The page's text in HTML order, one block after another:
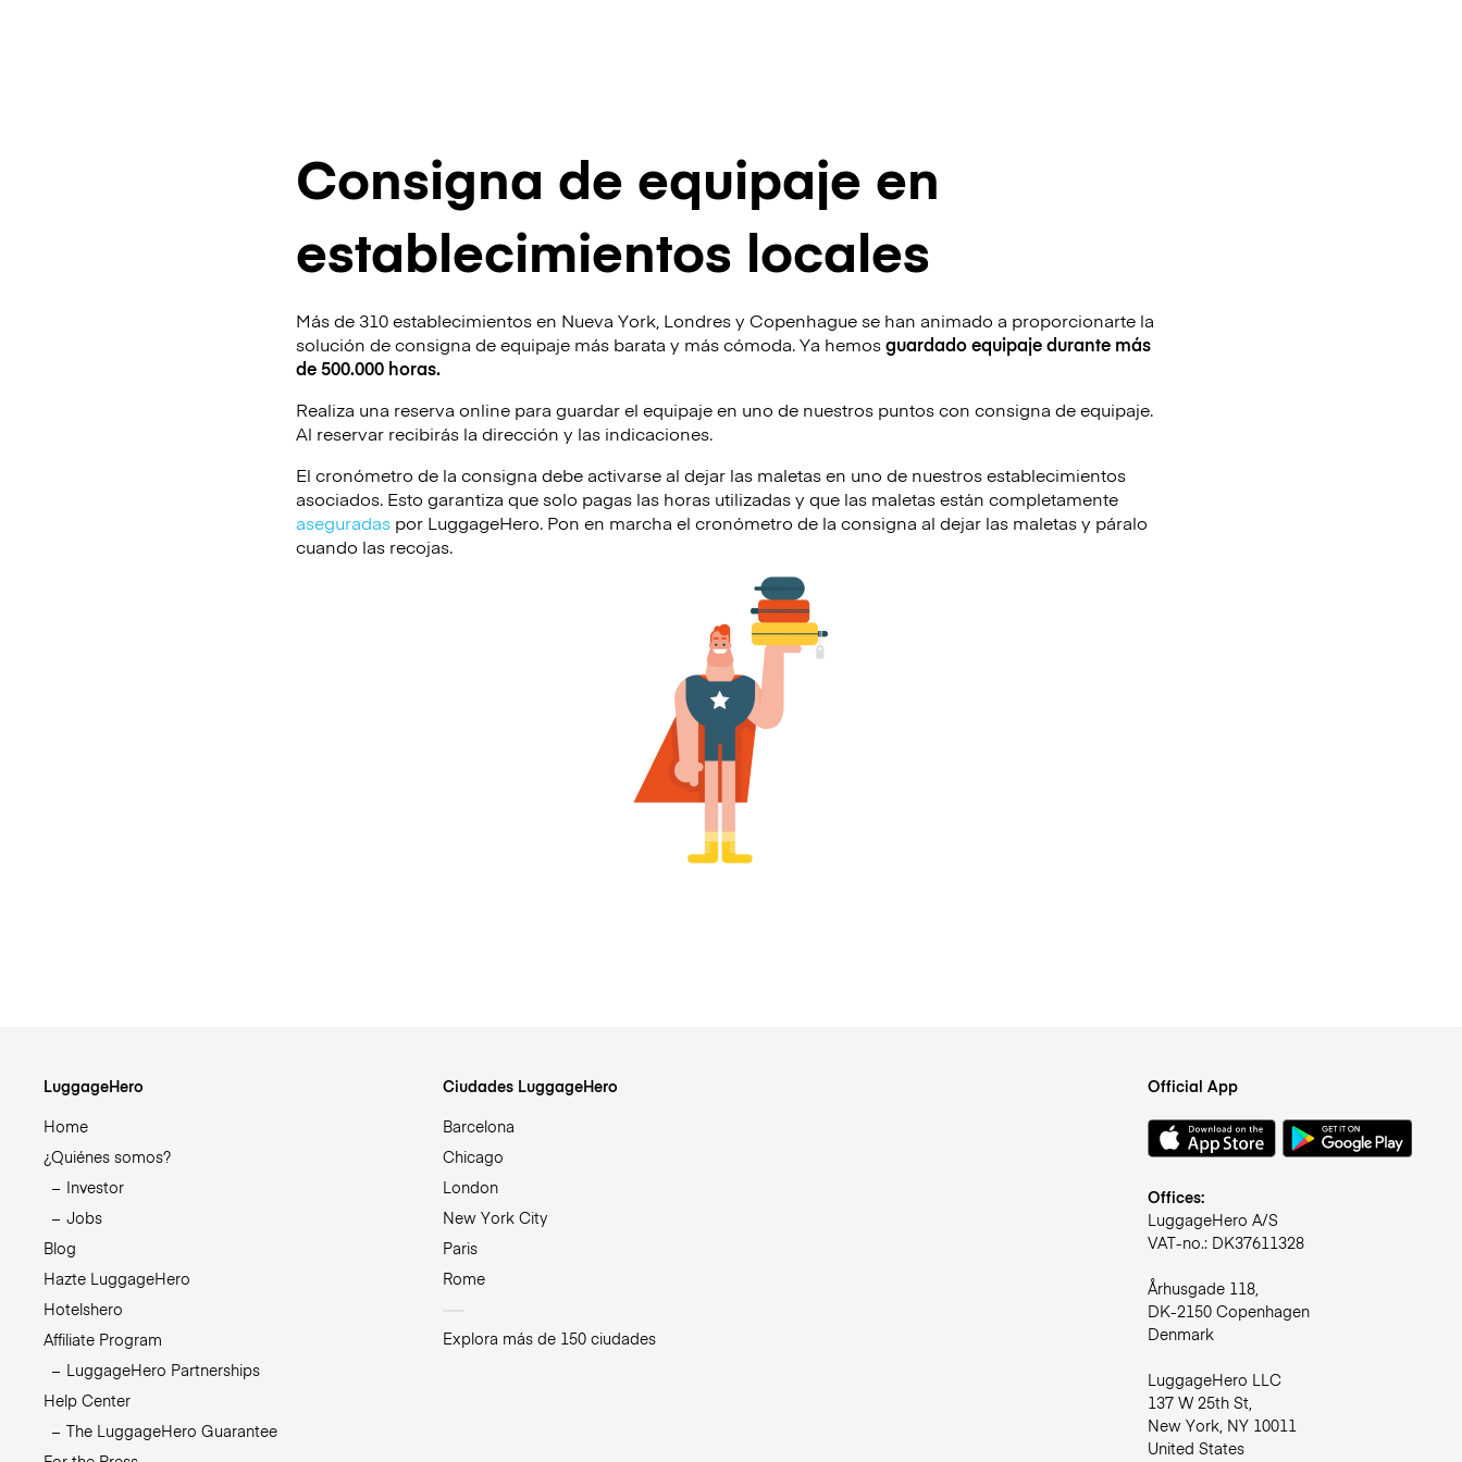
Consigna de equipaje en
establecimientos locales
Más de 310 establecimientos en Nueva York, Londres y Copenhague se han animado a proporcionarte la
solución de consigna de equipaje más barata y más cómoda. Ya hemosguardado equipaje durante más
de 500.000 horas.
Realiza una reserva online para guardar el equipaje en uno de nuestros puntos con consigna de equipaje.
Al reservar recibirás la dirección y las indicaciones.
El cronómetro de la consigna debe activarse al dejar las maletas en uno de nuestros establecimientos
asociados. Esto garantiza que solo pagas las horas utilizadas y que las maletas están completamente
aseguradas por LuggageHero. Pon en marcha el cronómetro de la consigna al dejar las maletas y páralo
cuando las recojas.
LuggageHero
Home
¿Quiénes somos?
Investor
Jobs
Blog
Hazte LuggageHero
Hotelshero
Affiliate Program
LuggageHero Partnerships
Help Center
The LuggageHero Guarantee
Ciudades LuggageHero
Barcelona
Chicago
London
New York City
Paris
Rome
Explora más de 150 ciudades
Official App
Offices:
LuggageHero A/S
VAT-no.: DK37611328
Århusgade 118,
DK-2150 Copenhagen
Denmark
LuggageHero LLC
137 W 25th St,
New York, NY 10011
United States